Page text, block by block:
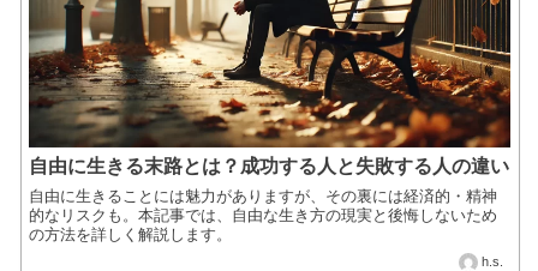
自由に生きる末路とは？成功する人と失敗する人の違い
自由に生きることには魅力がありますが、その裏には経済的・精神
的なリスクも。本記事では、自由な生き方の現実と後悔しないため
の方法を詳しく解説します。
h.s.